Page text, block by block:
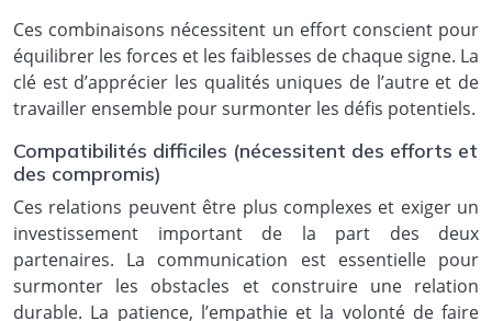
Ces combinaisons nécessitent un effort conscient pour
équilibrer les forces et les faiblesses de chaque signe. La
clé est d’apprécier les qualités uniques de l’autre et de
travailler ensemble pour surmonter les défis potentiels.
Compatibilités difficiles (nécessitent des efforts et
des compromis)
Ces relations peuvent être plus complexes et exiger un
investissement important de la part des deux
partenaires. La communication est essentielle pour
surmonter les obstacles et construire une relation
durable. La patience, l’empathie et la volonté de faire